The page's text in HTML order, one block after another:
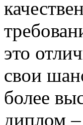
это
свои
более
диплом